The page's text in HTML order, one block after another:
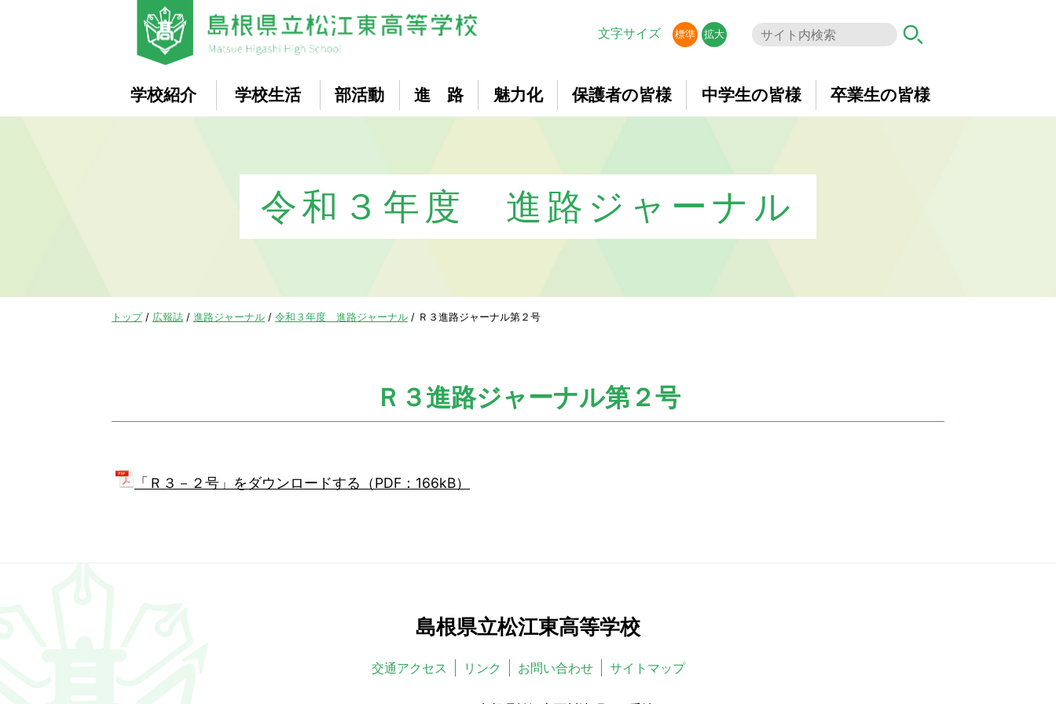
文字サイズ
標準 拡大
学校紹介 学校生活 部活動 進 路 魅力化 保護者の皆様 中学生の皆様 卒業生の皆様
令和３年度 進路ジャーナル
現
トップ/ 広報誌 / 進路ジャーナル / 令和３年度 進路ジャーナル / Ｒ３進路ジャーナル第２号
Ｒ３進路ジャーナル第２号
「Ｒ３－２号」をダウンロードする（PDF：166kB）
島根県立松江東高等学校
交通アクセス リンク お問い合わせ サイトマップ